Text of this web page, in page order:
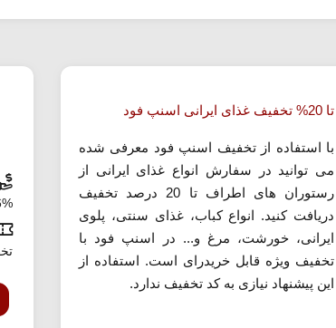
تا 20% تخفیف غذای ایرانی اسنپ فود
با استفاده از تخفیف اسنپ فود معرفی شده
می توانید در سفارش انواع غذای ایرانی از
رستوران های اطراف تا 20 درصد تخفیف
دریافت کنید. انواع کباب، غذای سنتی، پلوی
ایرانی، خورشت، مرغ و... در اسنپ فود با
تخفیف ویژه قابل خریدرای است. استفاده از
این پیشنهاد نیازی به کد تخفیف ندارد.
%46